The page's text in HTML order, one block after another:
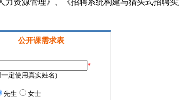
力资源管理》、《招聘系统构建与猎头式招
公开课需求表
*
一定使用真实姓名)
先生
女士